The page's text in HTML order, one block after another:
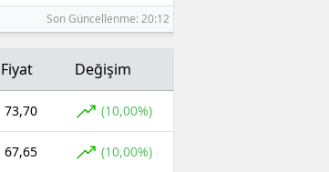
Son Güncellenme: 20:12
Fiyat Değişim
73,70 (10,00%)
67,65 (10,00%)